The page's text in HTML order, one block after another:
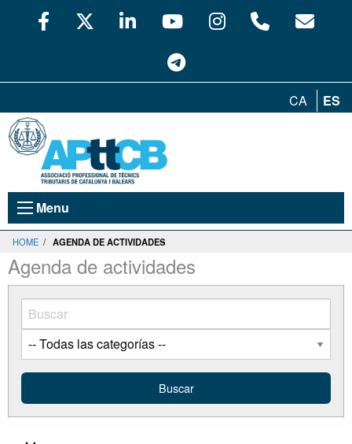
CA ES
Menu
HOME / AGENDA DE ACTIVIDADES
Agenda de actividades